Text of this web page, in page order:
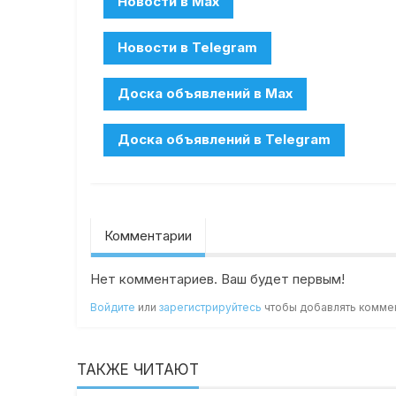
Комментарии
Нет комментариев. Ваш будет первым!
Войдите илизарегистрируйтесь чтобы добавлять
ТАКЖЕ ЧИТАЮТ